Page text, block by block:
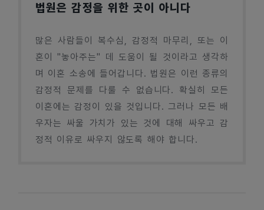
법원은 감정을 위한 곳이 아니다
많은 사람들이 복수심, 감정적 마무리, 또는 이
혼이 "놓아주는" 데 도움이 될 것이라고 생각하
며 이혼 소송에 들어갑니다. 법원은 이런 종류의
감정적 문제를 다룰 수 없습니다. 확실히 모든
이혼에는 감정이 있을 것입니다. 그러나 모든 배
우자는 싸울 가치가 있는 것에 대해 싸우고 감
정적 이유로 싸우지 않도록 해야 합니다.